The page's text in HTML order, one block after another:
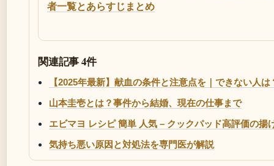
者一覧とあらすじまとめ
関連記事 4件
【2025年最新】献血の条件と注意点を｜できない人
山本圭壱とは？事件から結婚、現在の仕事まで
エビマヨ レシピ 簡単 人気 – クックパッド高評価の揚
気持ち悪い原因と対処法を専門医が解説